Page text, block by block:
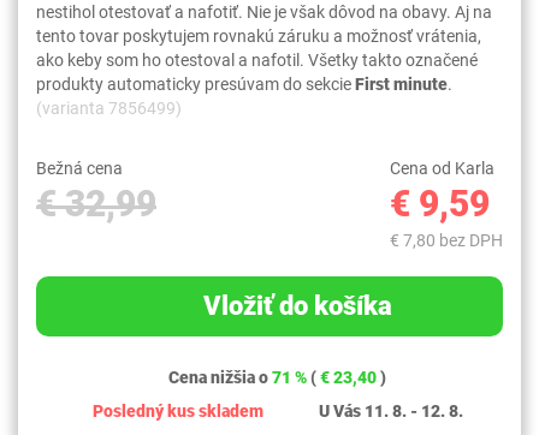
nestihol otestovať a nafotiť. Nie je však dôvod na obavy. Aj na
tento tovar poskytujem rovnakú záruku a možnosť vrátenia,
ako keby som ho otestoval a nafotil. Všetky takto označené
produkty automaticky presúvam do sekcieFirst minute.
(varianta 7856499)
Bežná cena
€ 32,99
Cena od Karla
€ 9,59
€ 7,80 bez DPH
Vložiť do košíka
Cena nižšia o71 % (€ 23,40)
Posledný kus skladem
U Vás 11. 8. - 12. 8.